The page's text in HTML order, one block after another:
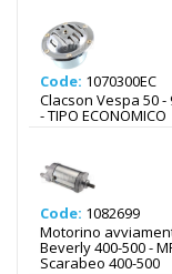
Code: 1070300EC
Clacson Vespa 50 -
- TIPO ECONOMICO
Code: 1082699
Motorino
Beverly 400-500 -
Scarabeo 400-500